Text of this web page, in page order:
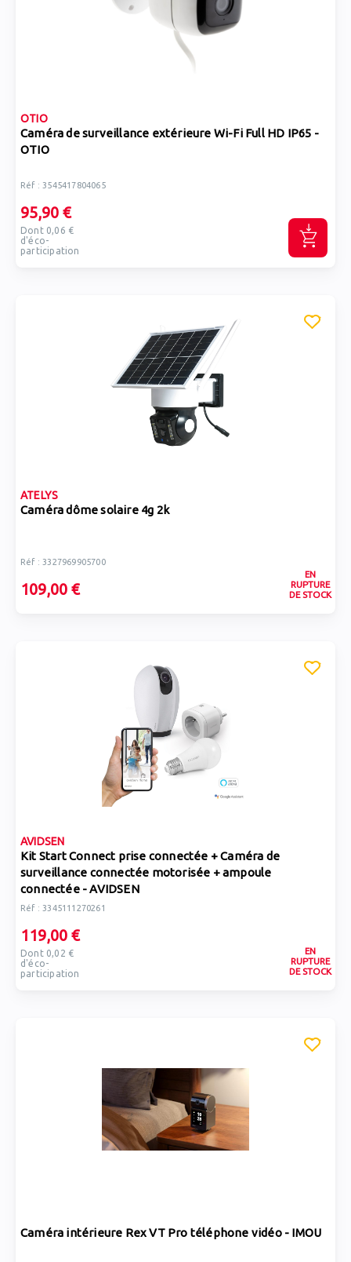
OTIO
Caméra de surveillance extérieure Wi-Fi Full HD IP65 -
OTIO
Réf : 3545417804065
95,90 €
Dont 0,06 €
d'éco-
participation
ATELYS
Caméra dôme solaire 4g 2k
Réf : 3327969905700
109,00 €
EN
RUPTURE
DE STOCK
AVIDSEN
Kit Start Connect prise connectée + Caméra de
surveillance connectée motorisée + ampoule
connectée - AVIDSEN
Réf : 3345111270261
119,00 €
Dont 0,02 €
d'éco-
participation
EN
RUPTURE
DE STOCK
Caméra intérieure Rex VT Pro téléphone vidéo - IMOU